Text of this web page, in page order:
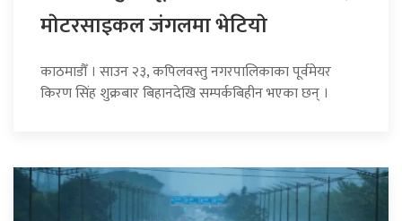
माेटरसाइकल जंगलमा भेटियाे
काठमाडौँ । साउन २३, कपिलवस्तु नगरपालिकाका पूर्वमेयर
किरण सिंह शुक्रबार बिहानदेखि सम्पर्कबिहीन भएका छन् ।